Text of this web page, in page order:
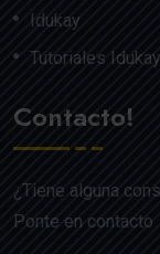
Idukay
Tutoriales Idukay
Contacto!
¿Tiene alguna
Ponte en contacto